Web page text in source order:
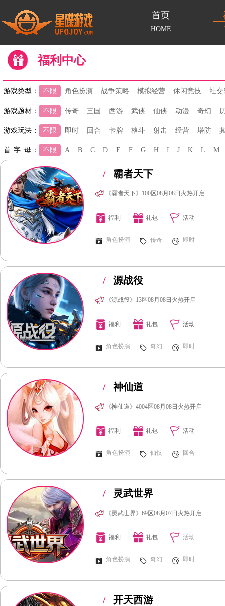
首页
HOME
福利中心
游戏类型： 不限 角色扮演 战争策略 模拟经营 休闲竞技 社交
游戏题材： 不限 传奇 三国 西游 武侠 仙侠 动漫 奇幻
游戏玩法： 不限 即时 回合 卡牌 格斗 射击 经营 塔防
首 字 母： 不限 A B C D E F G H I J K L M
霸者天下
/
《霸者天下》100区08月08日火热开启
福利 礼包 活动
角色扮演 传奇 即时
源战役
/
《源战役》13区08月08日火热开启
福利 礼包 活动
角色扮演 奇幻 即时
神仙道
/
《神仙道》4004区08月08日火热开启
福利 礼包 活动
角色扮演 仙侠 回合
灵武世界
/
《灵武世界》69区08月07日火热开启
福利 礼包 活动
角色扮演 奇幻 即时
开天西游
/